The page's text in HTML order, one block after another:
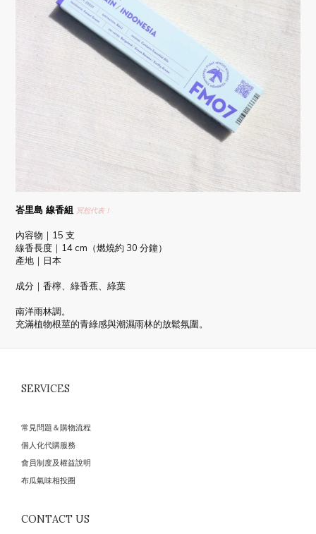
峇里島 線香組 冥想代表！
內容物｜15 支
線香長度｜14 cm（燃燒約 30 分鐘）
產地｜日本
成分｜香檸、綠香蕉、綠葉
南洋雨林調。
充滿植物根莖的青綠感與潮濕雨林的放鬆氛圍。
SERVICES
常見問題＆購物流程
個人化代購服務
會員制度及權益說明
布瓜氣味相投圈
CONTACT US